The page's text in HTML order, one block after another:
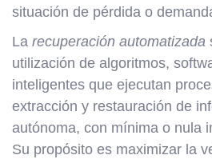
situación de pérdida o
La recuperación automatizada
utilización de algoritmos,
inteligentes que ejecutan
extracción y restauración de
autónoma, con mínima o nula
Su propósito es maximizar la